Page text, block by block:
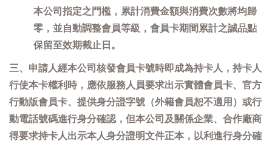
本公司指定之門檻，累計消費金額與消費次數將均歸
零，並自動調整會員等級，會員卡期間累計之誠品點
保留至效期截止日。
三、申請人經本公司核發會員卡號時即成為持卡人，持卡人
行使本卡權利時，應依服務人員要求出示實體會員卡、官方
行動版會員卡、提供身分證字號（外籍會員恕不適用）或行
動電話號碼進行身分確認，但本公司及關係企業、合作廠商
得要求持卡人出示本人身分證明文件正本，以利進行身分確